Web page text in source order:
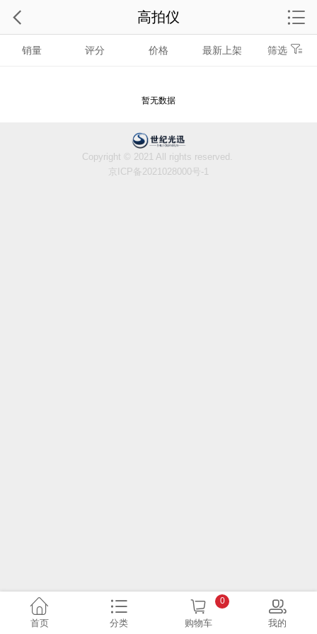
销量 评分 价格 最新上架 筛选
暂无数据
高拍仪
Copyright © 2021 All rights reserved.
京ICP备2021028000号-1
首页 分类 购物车
0
我的